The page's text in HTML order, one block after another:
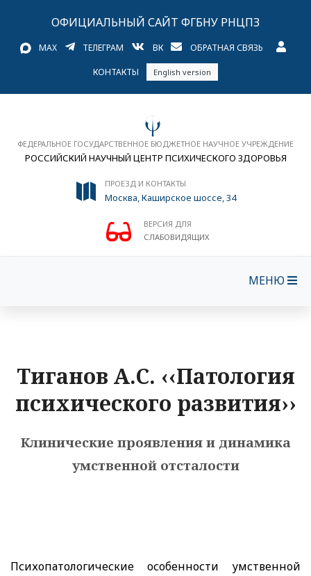
ОФИЦИАЛЬНЫЙ САЙТ ФГБНУ РНЦПЗ
MAX ТЕЛЕГРАМ ВК ОБРАТНАЯ СВЯЗЬ
КОНТАКТЫ English version
ФЕДЕРАЛЬНОЕ ГОСУДАРСТВЕННОЕ БЮДЖЕТНОЕ НАУЧНОЕ УЧРЕЖДЕНИЕ
РОССИЙСКИЙ НАУЧНЫЙ ЦЕНТР ПСИХИЧЕСКОГО ЗДОРОВЬЯ
ПРОЕЗД И КОНТАКТЫ
Москва, Каширское шоссе, 34
ВЕРСИЯ ДЛЯ
СЛАБОВИДЯЩИХ
МЕНЮ
Тиганов А.С. ‹‹Патология
психического развития››
Клинические проявления и динамика
умственной отсталости
Психопатологические особенности умственной